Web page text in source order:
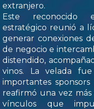
extranjero.
Este reconocido
estratégico reunió a
generar conexiones
de negocio e
distendido,
vinos. La velada
importantes
reafirmó una vez
vínculos que